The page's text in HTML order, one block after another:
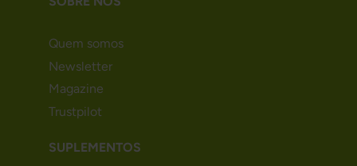
Quem somos
Newsletter
Magazine
Trustpilot
SUPLEMENTOS